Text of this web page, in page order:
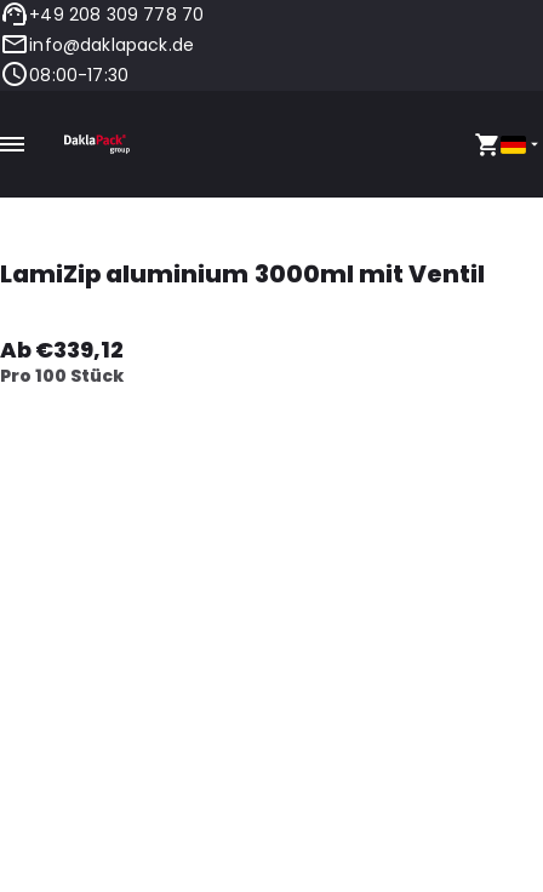
+49 208 309 778 70
info@daklapack.de
08:00-17:30
LamiZip aluminium 3000ml mit Ventil
Ab €339,12
Pro 100 Stück